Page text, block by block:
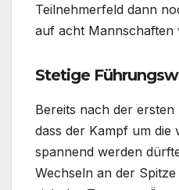
Teilnehmerfeld dann
auf acht Mannschaften
Stetige
Bereits nach der ersten
dass der Kampf um die
spannend werden
Wechseln an der